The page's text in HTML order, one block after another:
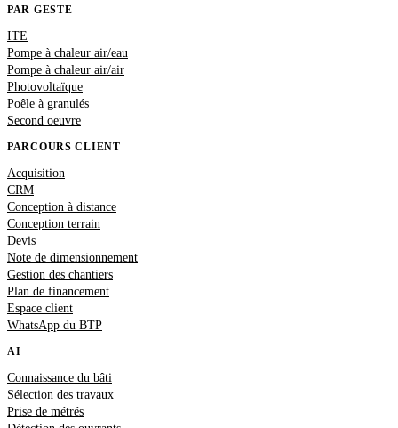
PAR GESTE
ITE
Pompe à chaleur air/eau
Pompe à chaleur air/air
Photovoltaïque
Poêle à granulés
Second oeuvre
PARCOURS CLIENT
Acquisition
CRM
Conception à distance
Conception terrain
Devis
Note de dimensionnement
Gestion des chantiers
Plan de financement
Espace client
WhatsApp du BTP
AI
Connaissance du bâti
Sélection des travaux
Prise de métrés